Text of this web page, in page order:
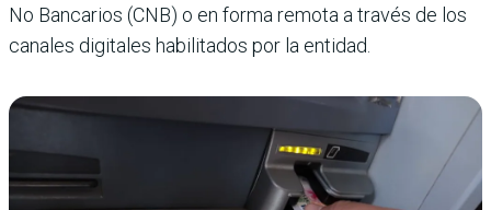
No Bancarios (CNB) o en forma remota a través de los
canales digitales habilitados por la entidad.